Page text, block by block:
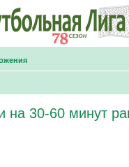
на 30-60 минут